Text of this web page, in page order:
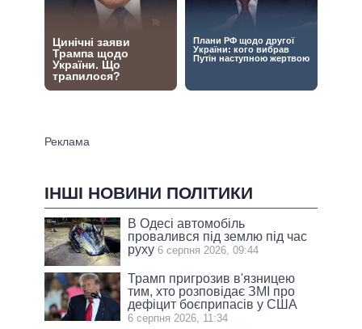
ІНШІ НОВИНИ ПОЛІТИКИ
В Одесі автомобіль
провалився під землю під час
руху 6 серпня 2026, 09:44
Трамп пригрозив в'язницею
тим, хто розповідає ЗМІ про
дефіцит боєприпасів у США
6 серпня 2026, 11:34